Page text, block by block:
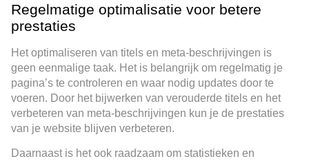
Regelmatige optimalisatie voor betere
prestaties
Het optimaliseren van titels en meta-beschrijvingen is
geen eenmalige taak. Het is belangrijk om regelmatig je
pagina’s te controleren en waar nodig updates door te
voeren. Door het bijwerken van verouderde titels en het
verbeteren van meta-beschrijvingen kun je de prestaties
van je website blijven verbeteren.
Daarnaast is het ook raadzaam om statistieken en